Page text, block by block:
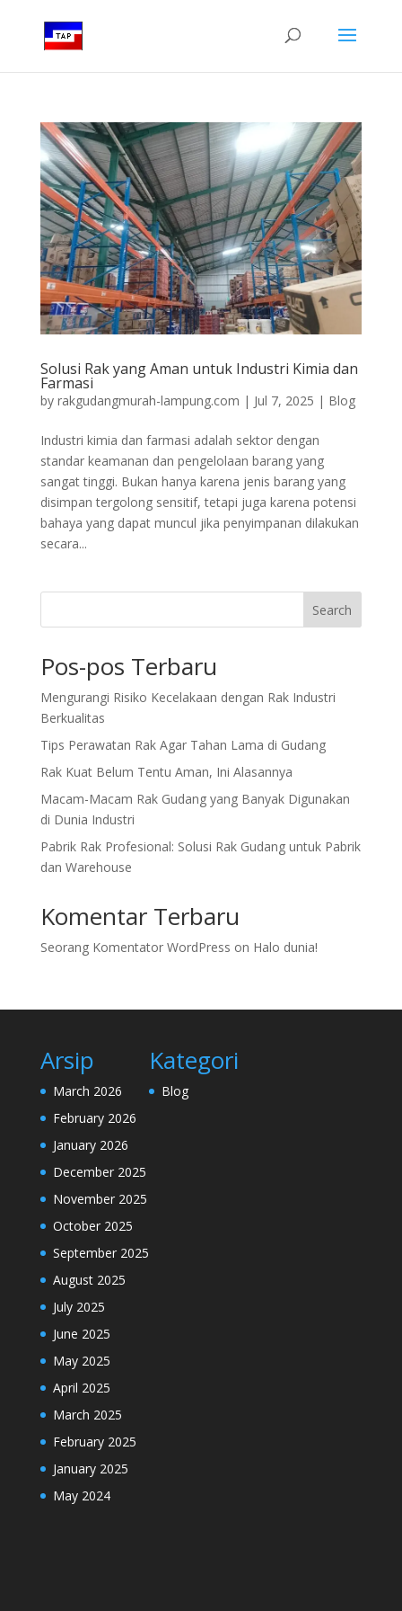
Solusi Rak yang Aman untuk Industri Kimia dan
Farmasi
by rakgudangmurah-lampung.com | Jul 7, 2025 | Blog
Industri kimia dan farmasi adalah sektor dengan
standar keamanan dan pengelolaan barang yang
sangat tinggi. Bukan hanya karena jenis barang yang
disimpan tergolong sensitif, tetapi juga karena potensi
bahaya yang dapat muncul jika penyimpanan dilakukan
secara...
Search
Pos-pos Terbaru
Mengurangi Risiko Kecelakaan dengan Rak Industri
Berkualitas
Tips Perawatan Rak Agar Tahan Lama di Gudang
Rak Kuat Belum Tentu Aman, Ini Alasannya
Macam-Macam Rak Gudang yang Banyak Digunakan
di Dunia Industri
Pabrik Rak Profesional: Solusi Rak Gudang untuk Pabrik
dan Warehouse
Komentar Terbaru
Seorang Komentator WordPress on Halo dunia!
Arsip
March 2026
February 2026
January 2026
December 2025
November 2025
October 2025
September 2025
August 2025
July 2025
June 2025
May 2025
April 2025
March 2025
February 2025
January 2025
May 2024
Kategori
Blog